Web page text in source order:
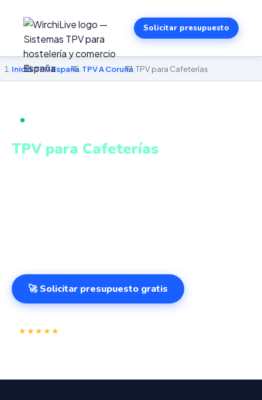
Solicitar presupuesto
Inicio›TPV España›TPV A Coruña›TPV para Cafeterías
TPV para Cafeterías
🚀 Solicitar presupuesto gratis
★★★★★